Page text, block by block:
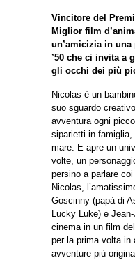
Vincitore del
Miglior film
un’amicizia in
’50 che ci invita a
gli occhi dei più
Nicolas è un
suo sguardo
avventura ogni
siparietti in
mare. E apre un
volte, un
persino a parlare
Nicolas,
Goscinny (papà di
Lucky Luke) e
cinema in un film
per la prima volta in
avventure più